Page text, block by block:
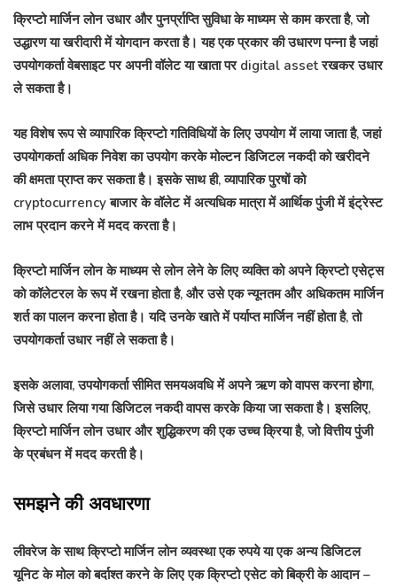
क्रिप्टो मार्जिन लोन उधार और पुनर्प्राप्ति सुविधा के माध्यम से काम करता है, जो
उद्धारण या खरीदारी में योगदान करता है। यह एक प्रकार की उधारण पन्ना है जहां
उपयोगकर्ता वेबसाइट पर अपनी वॉलेट या खाता पर digital asset रखकर उधार
ले सकता है।
यह विशेष रूप से व्यापारिक क्रिप्टो गतिविधियों के लिए उपयोग में लाया जाता है, जहां
उपयोगकर्ता अधिक निवेश का उपयोग करके मोल्टन डिजिटल नकदी को खरीदने
की क्षमता प्राप्त कर सकता है। इसके साथ ही, व्यापारिक पुरषों को
cryptocurrency बाजार के वॉलेट में अत्यधिक मात्रा में आर्थिक पुंजी में इंट्रेस्ट
लाभ प्रदान करने में मदद करता है।
क्रिप्टो मार्जिन लोन के माध्यम से लोन लेने के लिए व्यक्ति को अपने क्रिप्टो एसेट्स
को कॉलेटरल के रूप में रखना होता है, और उसे एक न्यूनतम और अधिकतम मार्जिन
शर्त का पालन करना होता है। यदि उनके खाते में पर्याप्त मार्जिन नहीं होता है, तो
उपयोगकर्ता उधार नहीं ले सकता है।
इसके अलावा, उपयोगकर्ता सीमित समयअवधि में अपने ऋण को वापस करना होगा,
जिसे उधार लिया गया डिजिटल नकदी वापस करके किया जा सकता है। इसलिए,
क्रिप्टो मार्जिन लोन उधार और शुद्धिकरण की एक उच्च क्रिया है, जो वित्तीय पुंजी
के प्रबंधन में मदद करती है।
समझने की अवधारणा
लीवरेजके साथ क्रिप्टो मार्जिन लोन व्यवस्था एक रुपये या एक अन्य डिजिटल
यूनिट के मोल को बर्दाश्त करने के लिए एक क्रिप्टो एसेट को बिक्री के आदान –